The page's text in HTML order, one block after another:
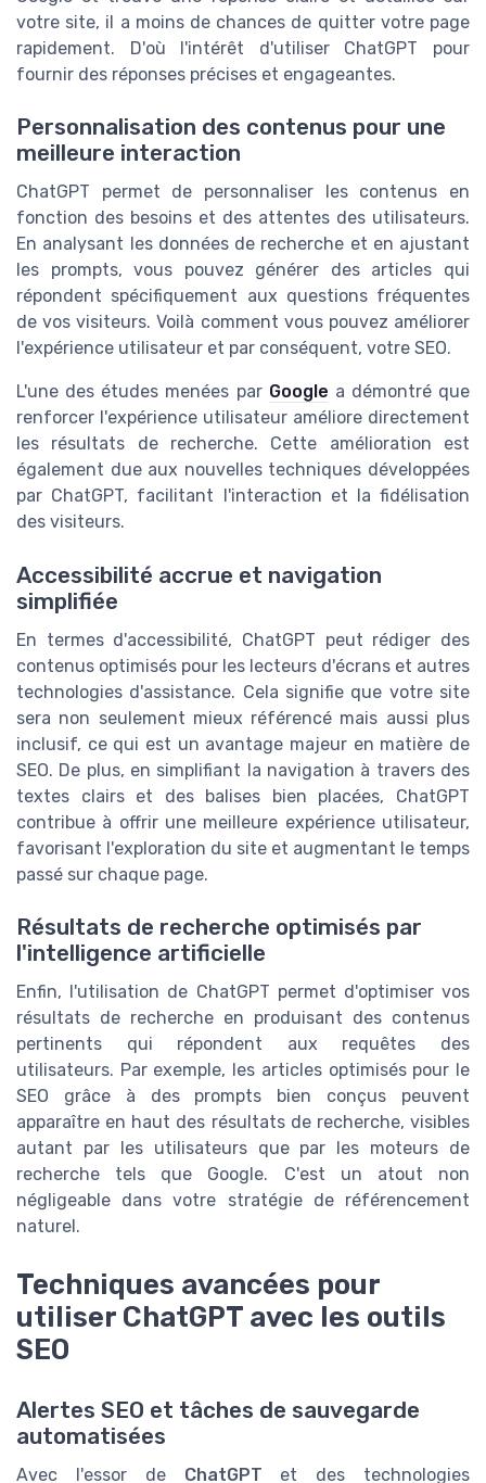
votre site, il a moins de chances de quitter votre page
rapidement. D'où l'intérêt d'utiliser ChatGPT pour
fournir des réponses précises et engageantes.
Personnalisation des contenus pour une
meilleure interaction
ChatGPT permet de personnaliser les contenus en
fonction des besoins et des attentes des utilisateurs.
En analysant les données de recherche et en ajustant
les prompts, vous pouvez générer des articles qui
répondent spécifiquement aux questions fréquentes
de vos visiteurs. Voilà comment vous pouvez améliorer
l'expérience utilisateur et par conséquent, votre SEO.
L'une des études menées par Google a démontré que
renforcer l'expérience utilisateur améliore directement
les résultats de recherche. Cette amélioration est
également due aux nouvelles techniques développées
par ChatGPT, facilitant l'interaction et la fidélisation
des visiteurs.
Accessibilité accrue et navigation
simplifiée
En termes d'accessibilité, ChatGPT peut rédiger des
contenus optimisés pour les lecteurs d'écrans et autres
technologies d'assistance. Cela signifie que votre site
sera non seulement mieux référencé mais aussi plus
inclusif, ce qui est un avantage majeur en matière de
SEO. De plus, en simplifiant la navigation à travers des
textes clairs et des balises bien placées, ChatGPT
contribue à offrir une meilleure expérience utilisateur,
favorisant l'exploration du site et augmentant le temps
passé sur chaque page.
Résultats de recherche optimisés par
l'intelligence artificielle
Enfin, l'utilisation de ChatGPT permet d'optimiser vos
résultats de recherche en produisant des contenus
pertinents qui répondent aux requêtes des
utilisateurs. Par exemple, les articles optimisés pour le
SEO grâce à des prompts bien conçus peuvent
apparaître en haut des résultats de recherche, visibles
autant par les utilisateurs que par les moteurs de
recherche tels que Google. C'est un atout non
négligeable dans votre stratégie de référencement
naturel.
Techniques avancées pour
utiliser ChatGPT avec les outils
SEO
Alertes SEO et tâches de sauvegarde
automatisées
Avec l'essor de ChatGPT et des technologies